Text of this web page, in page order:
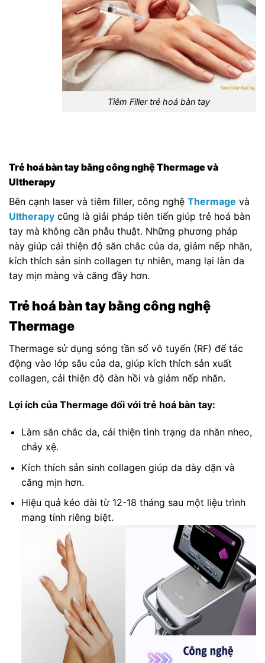
Tiêm Filler trẻ hoá bàn tay
Trẻ hoá bàn tay bằng công nghệ Thermage và
Ultherapy
Bên cạnh laser và tiêm filler, công nghệ Thermage và
Ultherapy cũng là giải pháp tiên tiến giúp trẻ hoá bàn
tay mà không cần phẫu thuật. Những phương pháp
này giúp cải thiện độ săn chắc của da, giảm nếp nhăn,
kích thích sản sinh collagen tự nhiên, mang lại làn da
tay mịn màng và căng đầy hơn.
Trẻ hoá bàn tay bằng công nghệ
Thermage
Thermage sử dụng sóng tần số vô tuyến (RF) để tác
động vào lớp sâu của da, giúp kích thích sản xuất
collagen, cải thiện độ đàn hồi và giảm nếp nhăn.
Lợi ích của Thermage đối với trẻ hoá bàn tay:
Làm săn chắc da, cải thiện tình trạng da nhăn nheo,
chảy xệ.
Kích thích sản sinh collagen giúp da dày dặn và
căng mịn hơn.
Hiệu quả kéo dài từ 12-18 tháng sau một liệu trình
mang tính riêng biệt.